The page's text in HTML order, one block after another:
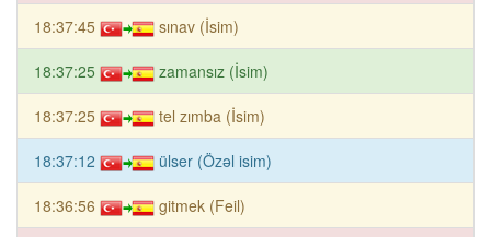
18:37:45 sınav (İsim)
18:37:25 zamansız (İsim)
18:37:25 tel zımba (İsim)
18:37:12 ülser (Özəl isim)
18:36:56 gitmek (Feil)